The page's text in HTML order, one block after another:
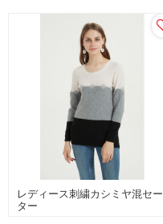
レディース刺繍カシミヤ混セー
ター